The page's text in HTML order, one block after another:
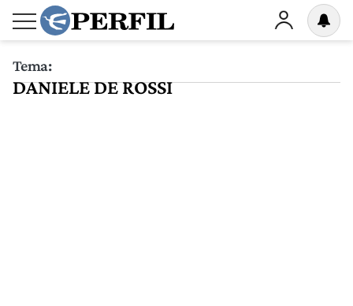
Tema:
DANIELE DE ROSSI